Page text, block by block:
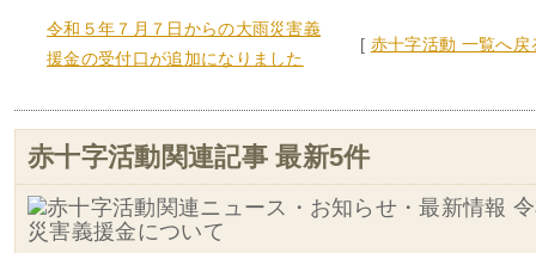
令和５年７月７日からの大雨災害義
援金の受付口が追加になりました
[ 赤十字活動 一覧へ戻
赤十字活動関連記事 最新5件
災害義援金について